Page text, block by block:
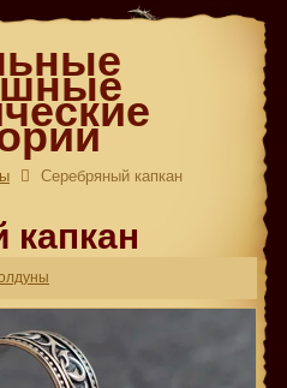
Серебряный капкан